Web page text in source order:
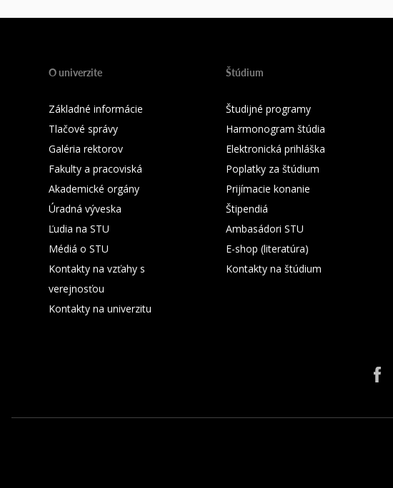
O univerzite
Základné informácie
Tlačové správy
Galéria rektorov
Fakulty a pracoviská
Akademické orgány
Úradná výveska
Ľudia na STU
Médiá o STU
Kontakty na vzťahy s
verejnosťou
Kontakty na univerzitu
Štúdium
Študijné programy
Harmonogram štúdia
Elektronická prihláška
Poplatky za štúdium
Prijímacie konanie
Štipendiá
Ambasádori STU
E-shop (literatúra)
Kontakty na štúdium